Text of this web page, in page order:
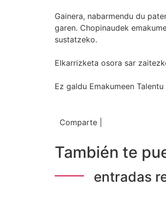
Gainera, nabarmendu du
garen. Chopinaudek
sustatzeko.
Elkarrizketa osora sar
Ez galdu Emakumeen
Comparte |
También te
entradas